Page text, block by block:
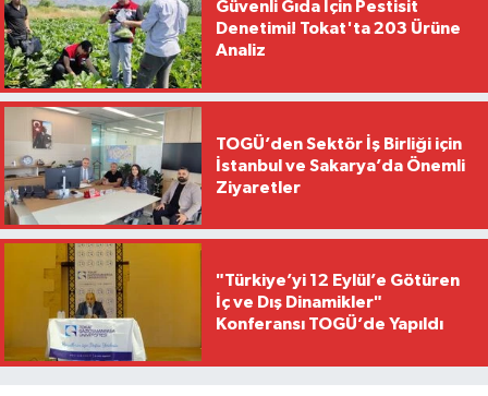
Güvenli Gıda İçin Pestisit
Denetimi! Tokat'ta 203 Ürüne
Analiz
TOGÜ’den Sektör İş Birliği için
İstanbul ve Sakarya’da Önemli
Ziyaretler
"Türkiye’yi 12 Eylül’e Götüren
İç ve Dış Dinamikler"
Konferansı TOGÜ’de Yapıldı